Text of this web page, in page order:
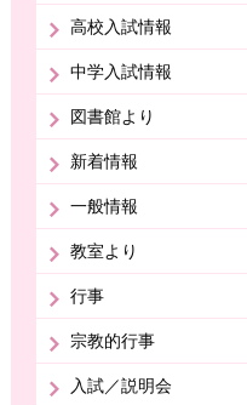
高校入試情報
中学入試情報
図書館より
新着情報
一般情報
教室より
行事
宗教的行事
入試／説明会